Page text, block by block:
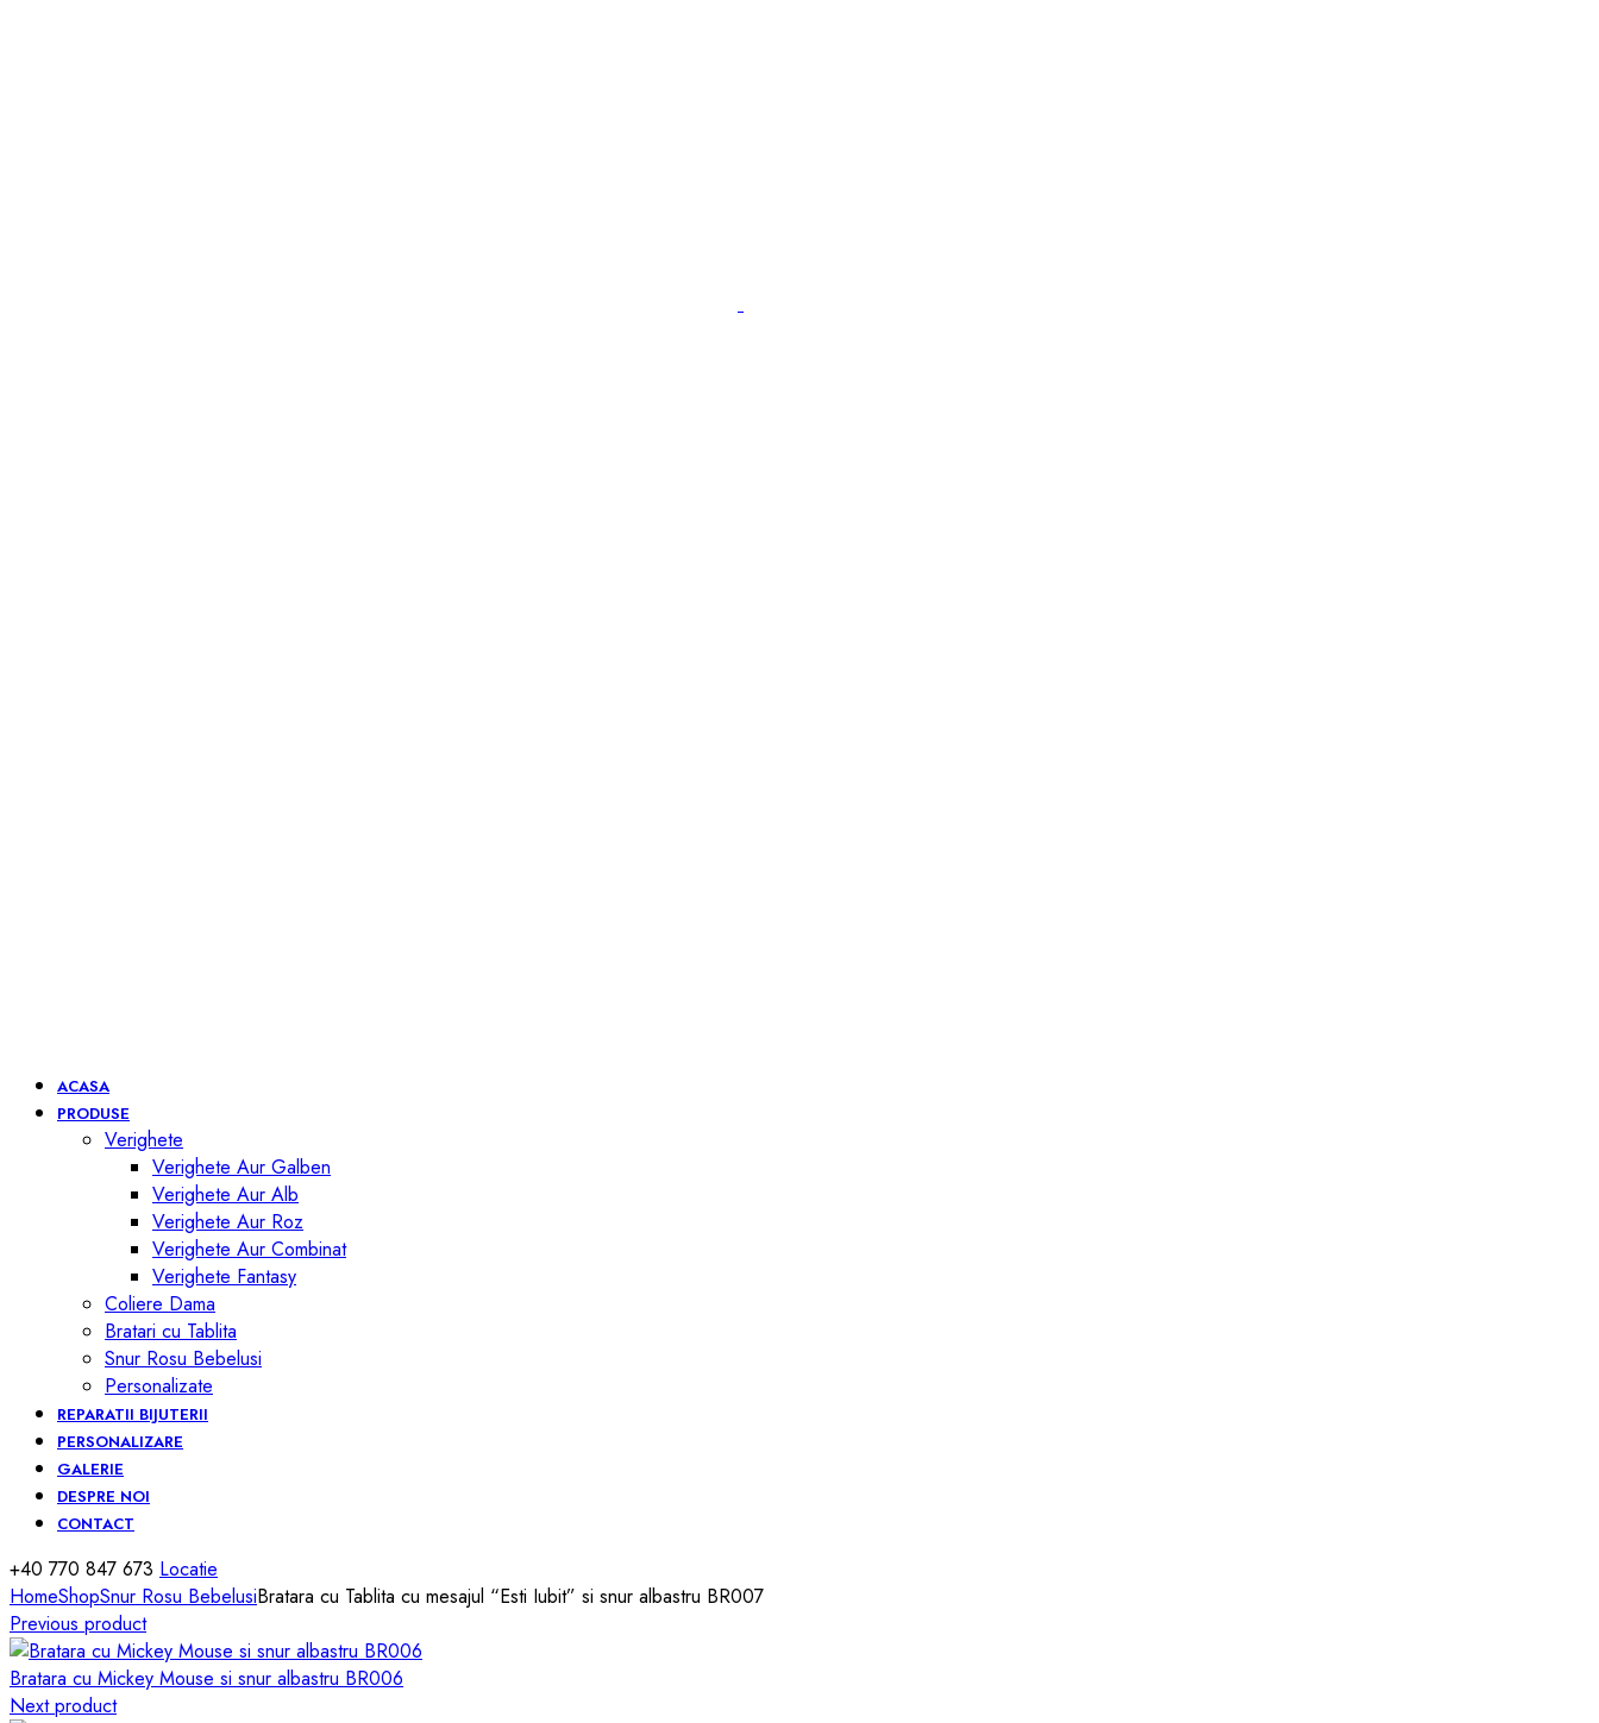
ACASA
PRODUSE
Verighete
Verighete Aur Galben
Verighete Aur Alb
Verighete Aur Roz
Verighete Aur Combinat
Verighete Fantasy
Coliere Dama
Bratari cu Tablita
Snur Rosu Bebelusi
Personalizate
REPARATII BIJUTERII
PERSONALIZARE
GALERIE
DESPRE NOI
CONTACT
+40 770 847 673 Locatie
HomeShopSnur Rosu BebelusiBratara cu Tablita cu mesajul “Esti Iubit” si snur albastru BR007
Previous product
Bratara cu Mickey Mouse si snur albastru BR006
Next product